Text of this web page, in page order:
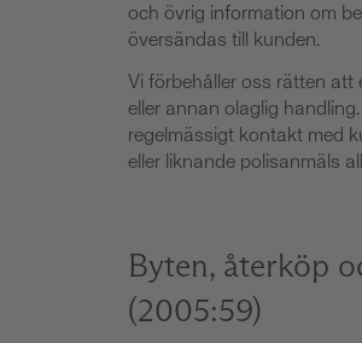
och övrig information om
översändas till kunden.
Vi förbehåller oss rätten att
eller annan olaglig
regelmässigt kontakt med
eller liknande polisanmäls
Byten, återköp
(2005:59)